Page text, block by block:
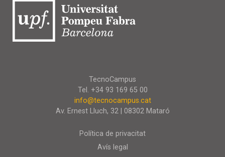
TecnoCampus
Tel. +34 93 169 65 00
info@tecnocampus.cat
Av. Ernest Lluch, 32 | 08302 Mataró
Política de privacitat
Avís legal